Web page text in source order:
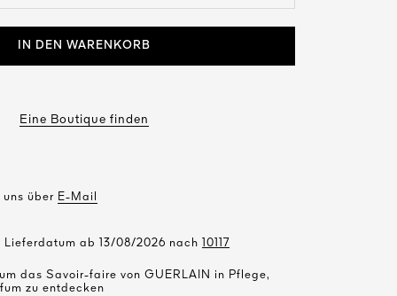
IN DEN WARENKORB
Eine Boutique finden
über E-Mail
Lieferdatum ab 13/08/2026 nach 10117
das Savoir-faire von GUERLAIN in Pflege,
zu entdecken